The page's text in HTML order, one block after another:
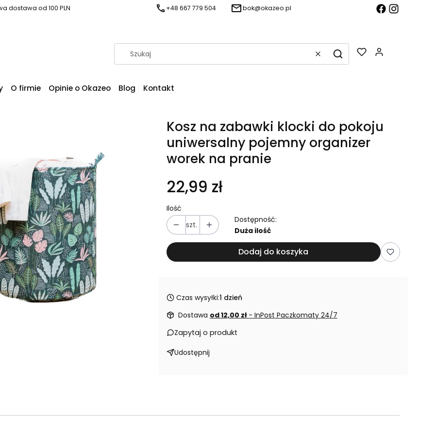
dostawa od 100 PLN +48 667 779 504 bok@okazeo.pl
WyczyśćSzukaj
O firmie Opinie o Okazeo Blog Kontakt
Kosz na zabawki klocki do pokoju
uniwersalny pojemny organizer
worek na pranie
22,99 zł
Ilość
szt.
Dostępność:
Duża ilość
Dodaj do koszyka
Czas wysyłki:1 dzień
Dostawa od 12,00 zł - InPost Paczkomaty 24/7
Zapytaj o produkt
Udostępnij